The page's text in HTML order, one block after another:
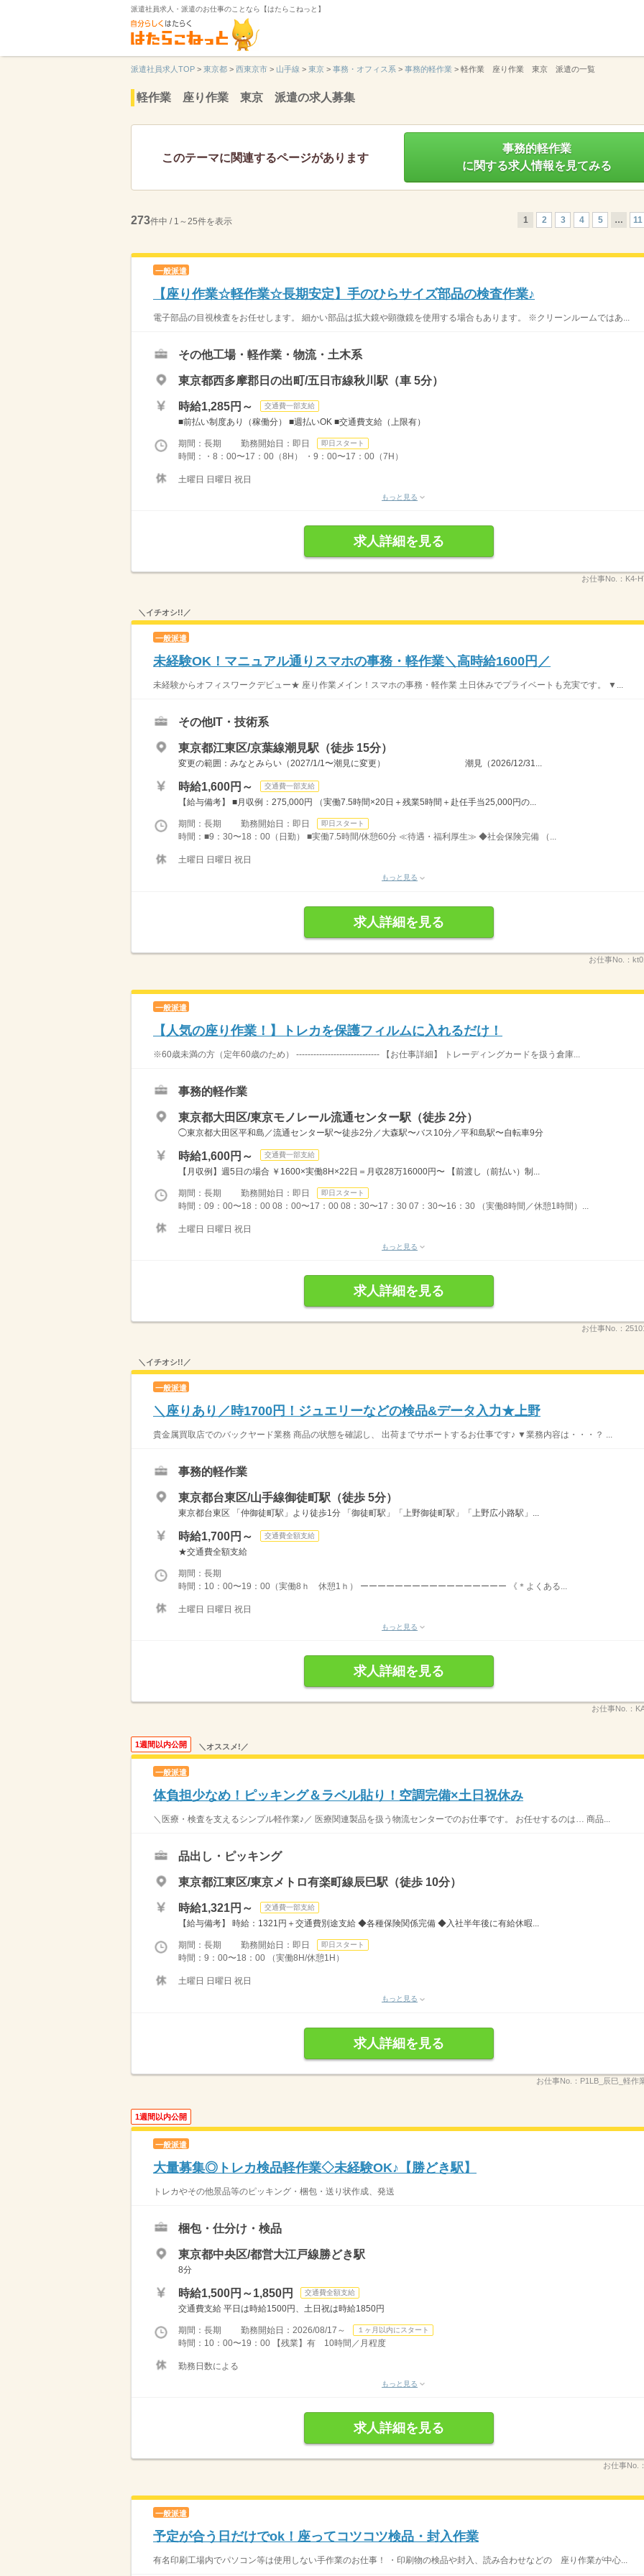
派遣社員求人・派遣のお仕事のことなら【はたらこねっと】
派遣社員求人TOP > 東京都 > 西東京市 > 山手線 > 東京 > 事務・オフィス系 > 事務的軽作業 > 軽作業 座り作業 東京 派遣の一覧
軽作業 座り作業 東京 派遣の求人募集
このテーマに関連するページがあります
事務的軽作業
に関する求人情報を見てみる
273件中 / 1～25件を表示 1 2 3 4 5 … 11
一般派遣
【座り作業☆軽作業☆長期安定】手のひらサイズ部品の検査作業♪
電子部品の目視検査をお任せします。 細かい部品は拡大鏡や顕微鏡を使用する場合もあります。 ※クリーンルームではあ...
その他工場・軽作業・物流・土木系
東京都西多摩郡日の出町/五日市線秋川駅（車 5分）
時給1,285円～ 交通費一部支給
■前払い制度あり（稼働分） ■週払いOK ■交通費支給（上限有）
期間：長期 勤務開始日：即日 即日スタート
時間：・8：00〜17：00（8H） ・9：00〜17：00（7H）
土曜日 日曜日 祝日
もっと見る
求人詳細を見る
お仕事No.： K4-
＼イチオシ!!／
一般派遣
未経験OK！マニュアル通りスマホの事務・軽作業＼高時給1600円／
未経験からオフィスワークデビュー★ 座り作業メイン！スマホの事務・軽作業 土日休みでプライベートも充実です。 ▼...
その他IT・技術系
東京都江東区/京葉線潮見駅（徒歩 15分）
変更の範囲：みなとみらい（2027/1/1〜潮見に変更） 潮見（2026/12/31...
時給1,600円～ 交通費一部支給
【給与備考】 ■月収例：275,000円 （実働7.5時間×20日＋残業5時間＋赴任手当25,000円の...
期間：長期 勤務開始日：即日 即日スタート
時間：■9：30〜18：00（日勤） ■実働7.5時間/休憩60分 ≪待遇・福利厚生≫ ◆社会保険完備 （...
土曜日 日曜日 祝日
もっと見る
求人詳細を見る
お仕事No.：
一般派遣
【人気の座り作業！】トレカを保護フィルムに入れるだけ！
※60歳未満の方（定年60歳のため） ----------------------------- 【お仕事詳細】 トレーディングカードを扱う倉庫...
事務的軽作業
東京都大田区/東京モノレール流通センター駅（徒歩 2分）
◯東京都大田区平和島／流通センター駅〜徒歩2分／大森駅〜バス10分／平和島駅〜自転車9分
時給1,600円～ 交通費一部支給
【月収例】週5日の場合 ￥1600×実働8H×22日＝月収28万16000円〜 【前渡し（前払い）制...
期間：長期 勤務開始日：即日 即日スタート
時間：09：00〜18：00 08：00〜17：00 08：30〜17：30 07：30〜16：30 （実働8時間／休憩1時間）...
土曜日 日曜日 祝日
もっと見る
求人詳細を見る
お仕事No.：
＼イチオシ!!／
一般派遣
＼座りあり／時1700円！ジュエリーなどの検品&データ入力★上野
貴金属買取店でのバックヤード業務 商品の状態を確認し、 出荷までサポートするお仕事です♪ ▼業務内容は・・・？ ...
事務的軽作業
東京都台東区/山手線御徒町駅（徒歩 5分）
東京都台東区 「仲御徒町駅」より徒歩1分 「御徒町駅」「上野御徒町駅」「上野広小路駅」...
時給1,700円～ 交通費全額支給
★交通費全額支給
期間：長期
時間：10：00〜19：00（実働8ｈ 休憩1ｈ） ーーーーーーーーーーーーーーーーー 《＊よくある...
土曜日 日曜日 祝日
もっと見る
求人詳細を見る
お仕事No.：
1週間以内公開 ＼オススメ!／
一般派遣
体負担少なめ！ピッキング＆ラベル貼り！空調完備×土日祝休み
＼医療・検査を支えるシンプル軽作業♪／ 医療関連製品を扱う物流センターでのお仕事です。 お任せするのは… 商品...
品出し・ピッキング
東京都江東区/東京メトロ有楽町線辰巳駅（徒歩 10分）
時給1,321円～ 交通費一部支給
【給与備考】 時給：1321円＋交通費別途支給 ◆各種保険関係完備 ◆入社半年後に有給休暇...
期間：長期 勤務開始日：即日 即日スタート
時間：9：00〜18：00 （実働8H/休憩1H）
土曜日 日曜日 祝日
もっと見る
求人詳細を見る
お仕事No.： P1LB_辰巳_軽作
1週間以内公開
一般派遣
大量募集◎トレカ検品軽作業◇未経験OK♪【勝どき駅】
トレカやその他景品等のピッキング・梱包・送り状作成、発送
梱包・仕分け・検品
東京都中央区/都営大江戸線勝どき駅
8分
時給1,500円～1,850円 交通費全額支給
交通費支給 平日は時給1500円、土日祝は時給1850円
期間：長期 勤務開始日：2026/08/17～ １ヶ月以内にスタート
時間：10：00〜19：00 【残業】有 10時間／月程度
勤務日数による
もっと見る
求人詳細を見る
お仕事No.：
一般派遣
予定が合う日だけでok！座ってコツコツ検品・封入作業
有名印刷工場内でパソコン等は使用しない手作業のお仕事！ ・印刷物の検品や封入、読み合わせなどの 座り作業が中心...